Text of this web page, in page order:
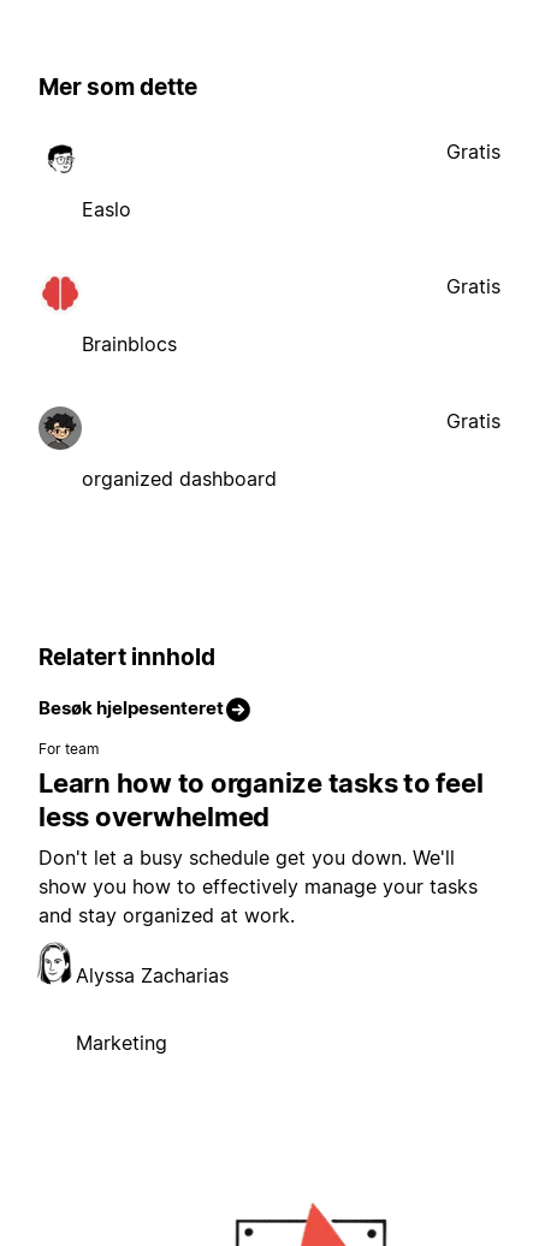
Mer som dette
Easlo
Gratis
Brainblocs
Gratis
organized dashboard
Gratis
Relatert innhold
Besøk hjelpesenteret
For team
Learn how to organize tasks to feel
less overwhelmed
Don't let a busy schedule get you down. We'll
show you how to effectively manage your tasks
and stay organized at work.
Alyssa Zacharias
Marketing